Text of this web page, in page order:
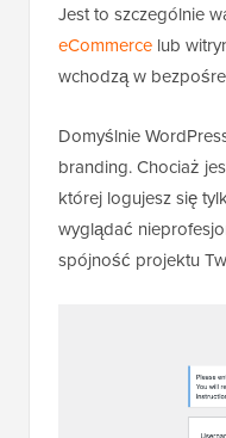
Jest to szczególnie
eCommerce lub
wchodzą w
Domyślnie
branding. Chociaż
której logujesz się
wyglądać
spójność projektu